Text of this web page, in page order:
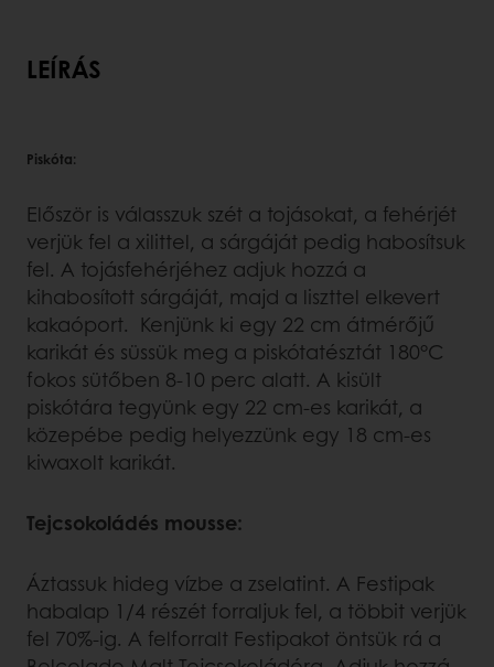
LEÍRÁS
Piskóta:
Először is válasszuk szét a tojásokat, a fehérjét
verjük fel a xilittel, a sárgáját pedig habosítsuk
fel. A tojásfehérjéhez adjuk hozzá a
kihabosított sárgáját, majd a liszttel elkevert
kakaóport. Kenjünk ki egy 22 cm átmérőjű
karikát és süssük meg a piskótatésztát 180°C
fokos sütőben 8-10 perc alatt. A kisült
piskótára tegyünk egy 22 cm-es karikát, a
közepébe pedig helyezzünk egy 18 cm-es
kiwaxolt karikát.
Tejcsokoládés mousse:
Áztassuk hideg vízbe a zselatint. A Festipak
habalap 1/4 részét forraljuk fel, a többit verjük
fel 70%-ig. A felforralt Festipakot öntsük rá a